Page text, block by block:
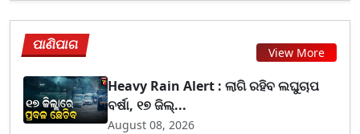
ପାଣିପାଗ View More
Heavy Rain Alert : ଲାଗି ରହିବ ଲଘୁଚାପ
ବର୍ଷା, ୧୭ ଜିଲ୍...
August 08, 2026